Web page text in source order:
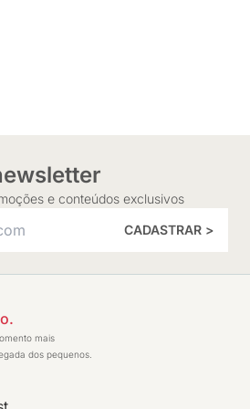
e conteúdos exclusivos
CADASTRAR >
mais
dos pequenos.